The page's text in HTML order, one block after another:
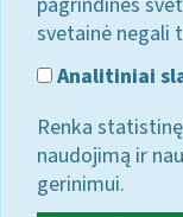
svetainė negali
Analitiniai
Renka
naudojimą ir
gerinimui.